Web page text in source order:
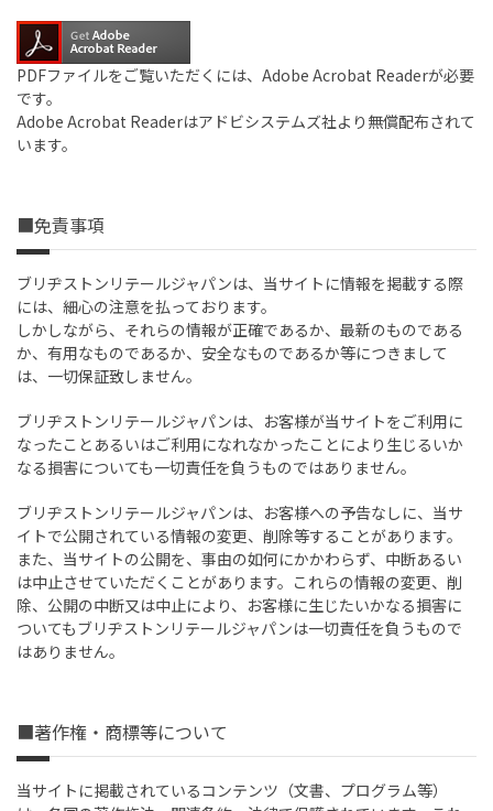
PDFファイルをご覧いただくには、Adobe Acrobat Readerが必要
です。
Adobe Acrobat Readerはアドビシステムズ社より無償配布されて
います。
■免責事項
ブリヂストンリテールジャパンは、当サイトに情報を掲載する際
には、細心の注意を払っております。
しかしながら、それらの情報が正確であるか、最新のものである
か、有用なものであるか、安全なものであるか等につきまして
は、一切保証致しません。
ブリヂストンリテールジャパンは、お客様が当サイトをご利用に
なったことあるいはご利用になれなかったことにより生じるいか
なる損害についても一切責任を負うものではありません。
ブリヂストンリテールジャパンは、お客様への予告なしに、当サ
イトで公開されている情報の変更、削除等することがあります。
また、当サイトの公開を、事由の如何にかかわらず、中断あるい
は中止させていただくことがあります。これらの情報の変更、削
除、公開の中断又は中止により、お客様に生じたいかなる損害に
ついてもブリヂストンリテールジャパンは一切責任を負うもので
はありません。
■著作権・商標等について
当サイトに掲載されているコンテンツ（文書、プログラム等）